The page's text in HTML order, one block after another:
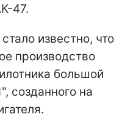
47.
известно, что
производство
большой
созданного на